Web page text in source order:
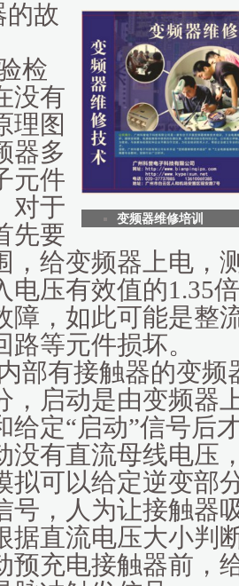
变频器维修培训
的故
检
没有
理图
器多
元件
对于
先要
，给变频器上电，
电压有效值的1.35
障，如此可能是整
路等元件损坏。
部有接触器的变频
，启动是由变频器
给定“启动”信号后
没有直流母线电压
拟可以给定逆变部
号，人为让接触器
据直流电压大小判
预充电接触器前，